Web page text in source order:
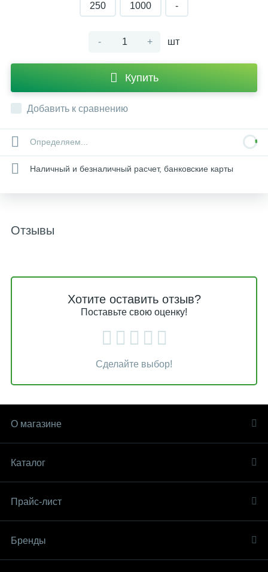
250 1000 -
- + шт
Купить
Добавить к сравнению
Определяем...
Наличный и безналичный расчет, банковские карты
Отзывы
Хотите оставить отзыв?
Поставьте свою оценку!
Сделайте выбор!
О магазине
Каталог
Прайс-лист
Бренды